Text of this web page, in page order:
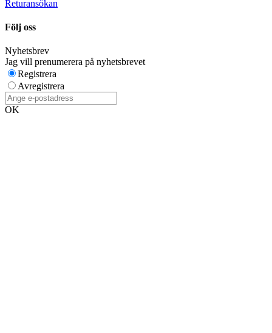
Returansökan
Följ oss
Nyhetsbrev
Jag vill prenumerera på nyhetsbrevet
Registrera
Avregistrera
OK